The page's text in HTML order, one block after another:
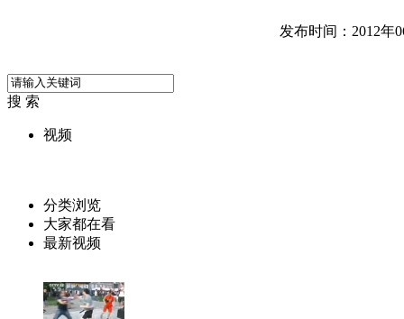
发布时间：2012年
搜 索
视频
分类浏览
大家都在看
最新视频